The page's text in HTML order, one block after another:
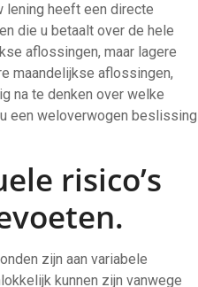
lening heeft een directe
die u betaalt over de hele
aflossingen, maar lagere
maandelijkse aflossingen,
na te denken over welke
een weloverwogen beslissing
risico’s
zijn aan variabele
kunnen zijn vanwege